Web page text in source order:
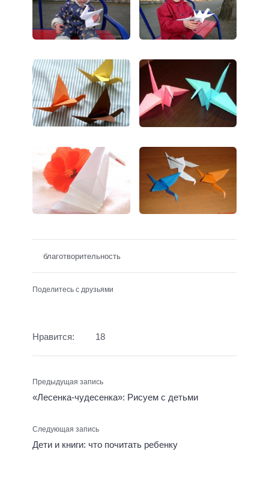
благотворительность
Поделитесь с друзьями
Нравится: 18
Предыдущая запись
«Лесенка-чудесенка»: Рисуем с детьми
Следующая запись
Дети и книги: что почитать ребенку